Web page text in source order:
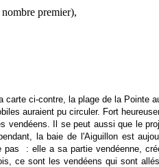
premier),
carte ci-contre, la plage de la Pointe
auraient pu circuler. Fort
vendéens. Il se peut aussi que le
la baie de l'Aiguillon est
pas : elle a sa partie vendéenne,
ce sont les vendéens qui sont